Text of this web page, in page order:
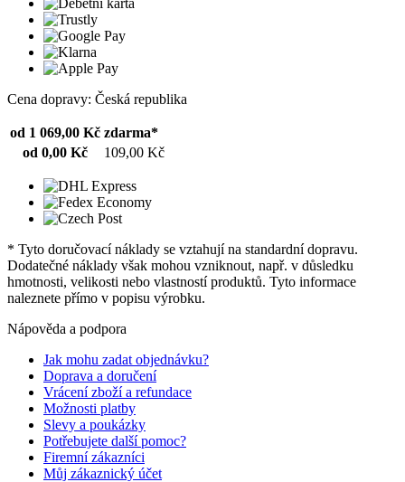
Cena dopravy: Česká republika
od 1 069,00 Kč zdarma*
od 0,00 Kč
109,00 Kč
* Tyto doručovací náklady se vztahují na standardní dopravu.
Dodatečné náklady však mohou vzniknout, např. v důsledku
hmotnosti, velikosti nebo vlastností produktů. Tyto informace
naleznete přímo v popisu výrobku.
Nápověda a podpora
Jak mohu zadat objednávku?
Doprava a doručení
Vrácení zboží a refundace
Možnosti platby
Slevy a poukázky
Potřebujete další pomoc?
Firemní zákazníci
Můj zákaznický účet